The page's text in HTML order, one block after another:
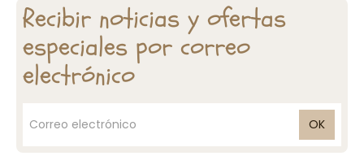
Recibir noticias y ofertas
especiales por correo
electrónico
OK